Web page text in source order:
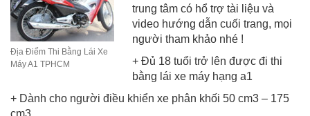
Địa Điểm Thi Bằng Lái Xe
Máy A1 TPHCM
trung tâm có hổ trợ tài liệu và
video hướng dẫn cuối trang, mọi
người tham khảo nhé !
+ Đủ 18 tuổi trở lên được đi thi
bằng lái xe máy hạng a1
+ Dành cho người điều khiển xe phân khối 50 cm3 – 175
cm3